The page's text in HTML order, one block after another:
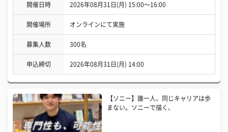
開催日時 2026年08月31日(月) 15:00〜16:00
開催場所 オンラインにて実施
募集人数 300名
申込締切 2026年08月31日(月) 14:00
【ソニー】誰一人、同じキャリアは歩
まない。ソニーで描く、